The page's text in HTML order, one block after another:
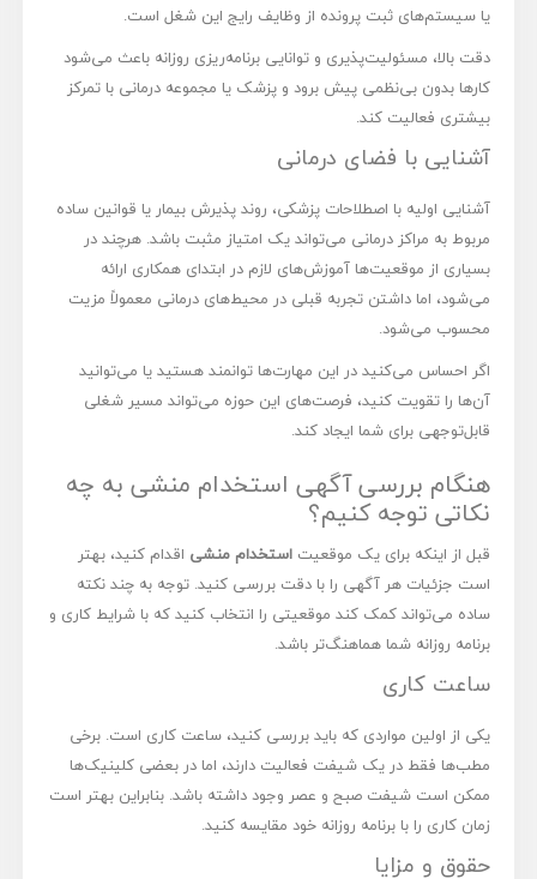
یا سیستم‌های ثبت پرونده از وظایف رایج این شغل است.
دقت بالا، مسئولیت‌پذیری و توانایی برنامه‌ریزی روزانه باعث می‌شود
کارها بدون بی‌نظمی پیش برود و پزشک یا مجموعه درمانی با تمرکز
بیشتری فعالیت کند.
آشنایی با فضای درمانی
آشنایی اولیه با اصطلاحات پزشکی، روند پذیرش بیمار یا قوانین ساده
مربوط به مراکز درمانی می‌تواند یک امتیاز مثبت باشد. هرچند در
بسیاری از موقعیت‌ها آموزش‌های لازم در ابتدای همکاری ارائه
می‌شود، اما داشتن تجربه قبلی در محیط‌های درمانی معمولاً مزیت
محسوب می‌شود.
اگر احساس می‌کنید در این مهارت‌ها توانمند هستید یا می‌توانید
آن‌ها را تقویت کنید، فرصت‌های این حوزه می‌تواند مسیر شغلی
قابل‌توجهی برای شما ایجاد کند.
هنگام بررسی آگهی استخدام منشی به چه
نکاتی توجه کنیم؟
قبل از اینکه برای یک موقعیتاستخدام منشی اقدام کنید، بهتر
است جزئیات هر آگهی را با دقت بررسی کنید. توجه به چند نکته
ساده می‌تواند کمک کند موقعیتی را انتخاب کنید که با شرایط کاری و
برنامه روزانه شما هماهنگ‌تر باشد.
ساعت کاری
یکی از اولین مواردی که باید بررسی کنید، ساعت کاری است. برخی
مطب‌ها فقط در یک شیفت فعالیت دارند، اما در بعضی کلینیک‌ها
ممکن است شیفت صبح و عصر وجود داشته باشد. بنابراین بهتر است
زمان کاری را با برنامه روزانه خود مقایسه کنید.
حقوق و مزایا